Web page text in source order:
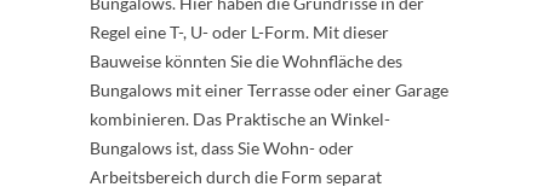
Regel eine T-, U- oder L-Form. Mit dieser
Bauweise könnten Sie die Wohnfläche des
Bungalows mit einer Terrasse oder einer Garage
kombinieren. Das Praktische an Winkel-
Bungalows ist, dass Sie Wohn- oder
Arbeitsbereich durch die Form separat